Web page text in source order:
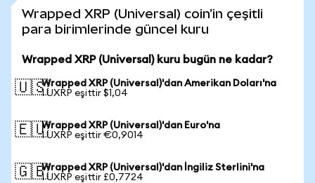
Wrapped XRP (Universal) coin'in çeşitli
para birimlerinde güncel kuru
Wrapped XRP (Universal) kuru bugün ne kadar?
🇺🇸Wrapped XRP (Universal)'dan Amerikan Doları'na
1 UXRP eşittir $1,04
🇪🇺Wrapped XRP (Universal)'dan Euro'na
1 UXRP eşittir €0,9014
🇬🇧Wrapped XRP (Universal)'dan İngiliz Sterlini'na
1 UXRP eşittir £0,7724